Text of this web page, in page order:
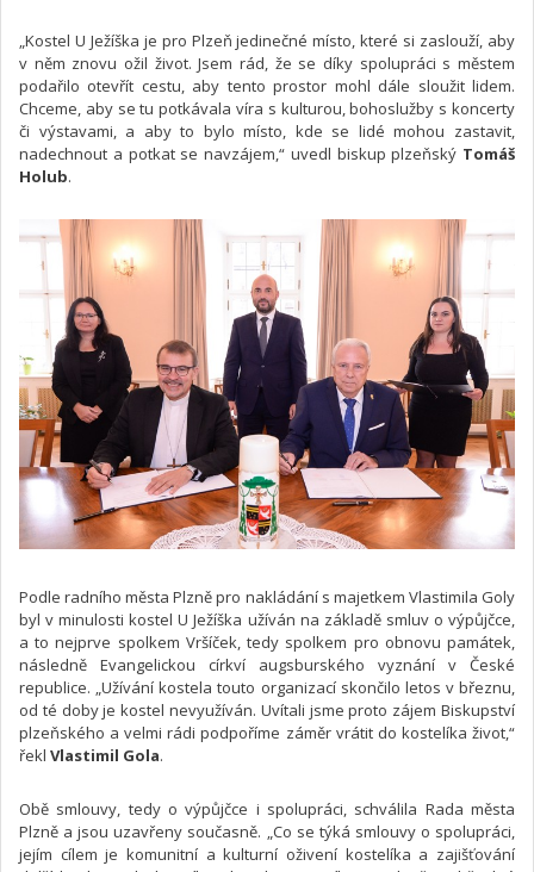
„Kostel U Ježíška je pro Plzeň jedinečné místo, které si zaslouží, aby
v něm znovu ožil život. Jsem rád, že se díky spolupráci s městem
podařilo otevřít cestu, aby tento prostor mohl dále sloužit lidem.
Chceme, aby se tu potkávala víra s kulturou, bohoslužby s koncerty
či výstavami, a aby to bylo místo, kde se lidé mohou zastavit,
nadechnout a potkat se navzájem,“ uvedl biskup plzeňský Tomáš
Holub.
Podle radního města Plzně pro nakládání s majetkem Vlastimila Goly
byl v minulosti kostel U Ježíška užíván na základě smluv o výpůjčce,
a to nejprve spolkem Vršíček, tedy spolkem pro obnovu památek,
následně Evangelickou církví augsburského vyznání v České
republice. „Užívání kostela touto organizací skončilo letos v březnu,
od té doby je kostel nevyužíván. Uvítali jsme proto zájem Biskupství
plzeňského a velmi rádi podpoříme záměr vrátit do kostelíka život,“
řekl Vlastimil Gola.
Obě smlouvy, tedy o výpůjčce i spolupráci, schválila Rada města
Plzně a jsou uzavřeny současně. „Co se týká smlouvy o spolupráci,
jejím cílem je komunitní a kulturní oživení kostelíka a zajišťování